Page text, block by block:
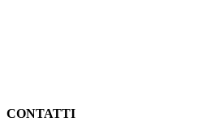
CONTATTI